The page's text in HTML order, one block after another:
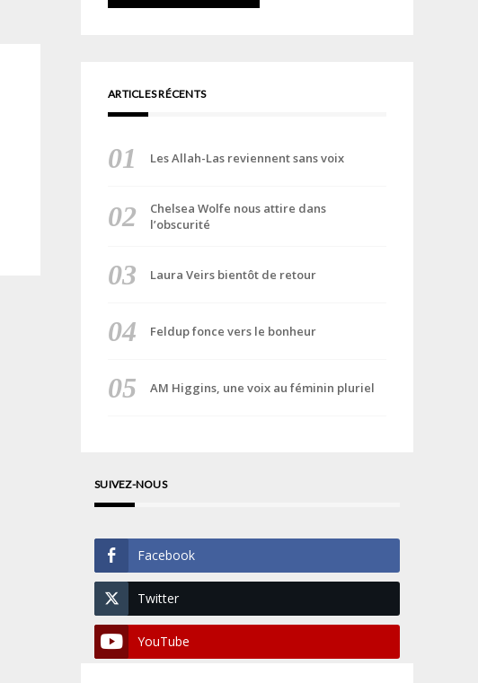
ARTICLES RÉCENTS
Les Allah-Las reviennent sans voix
Chelsea Wolfe nous attire dans
l’obscurité
Laura Veirs bientôt de retour
Feldup fonce vers le bonheur
AM Higgins, une voix au féminin pluriel
SUIVEZ-NOUS
Facebook
Twitter
YouTube